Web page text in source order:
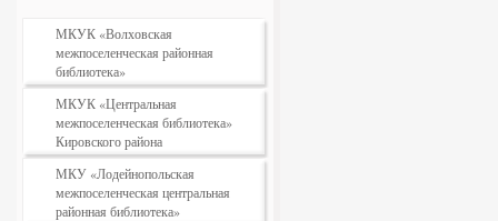
МКУК «Волховская
межпоселенческая районная
библиотека»
МКУК «Центральная
межпоселенческая библиотека»
Кировского района
МКУ «Лодейнопольская
межпоселенческая центральная
районная библиотека»